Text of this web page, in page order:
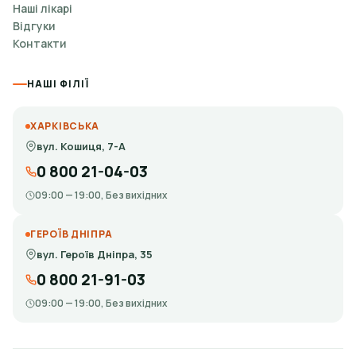
Наші лікарі
Відгуки
Контакти
НАШІ ФІЛІЇ
ХАРКІВСЬКА
вул. Кошиця, 7-А
0 800 21-04-03
09:00 — 19:00, Без вихідних
ГЕРОЇВ ДНІПРА
вул. Героїв Дніпра, 35
0 800 21-91-03
09:00 — 19:00, Без вихідних